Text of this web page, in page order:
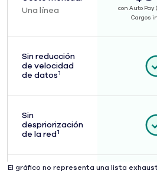
Una línea
con Auto
Cargos
Sin reducción
de velocidad
de datos1, superscript . See footnote
1
Sin
despriorización
de la red1, superscript . See footnote
1
El gráfico no representa una lista